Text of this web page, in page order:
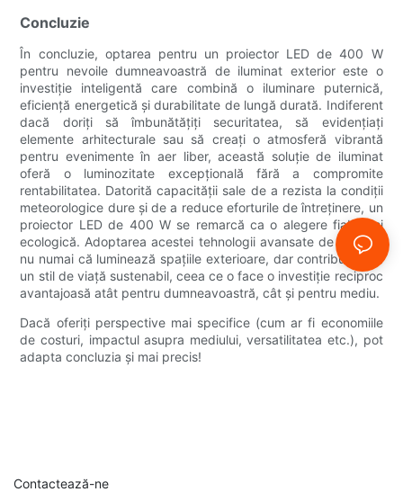
Concluzie
În concluzie, optarea pentru un proiector LED de 400 W
pentru nevoile dumneavoastră de iluminat exterior este o
investiție inteligentă care combină o iluminare puternică,
eficiență energetică și durabilitate de lungă durată. Indiferent
dacă doriți să îmbunătățiți securitatea, să evidențiați
elemente arhitecturale sau să creați o atmosferă vibrantă
pentru evenimente în aer liber, această soluție de iluminat
oferă o luminozitate excepțională fără a compromite
rentabilitatea. Datorită capacității sale de a rezista la condiții
meteorologice dure și de a reduce eforturile de întreținere, un
proiector LED de 400 W se remarcă ca o alegere fiabilă și
ecologică. Adoptarea acestei tehnologii avansate de iluminat
nu numai că luminează spațiile exterioare, dar contribuie și la
un stil de viață sustenabil, ceea ce o face o investiție reciproc
avantajoasă atât pentru dumneavoastră, cât și pentru mediu.
Dacă oferiți perspective mai specifice (cum ar fi economiile
de costuri, impactul asupra mediului, versatilitatea etc.), pot
adapta concluzia și mai precis!
Contactează-ne